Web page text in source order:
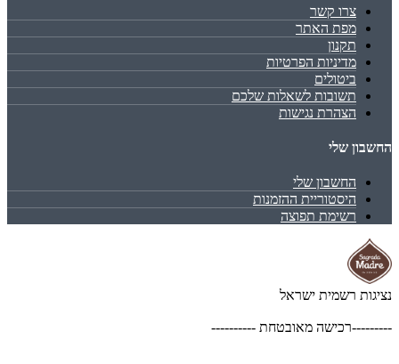
צרו קשר
מפת האתר
תקנון
מדיניות הפרטיות
ביטולים
תשובות לשאלות שלכם
הצהרת נגישות
החשבון שלי
החשבון שלי
היסטוריית ההזמנות
רשימת תפוצה
נציגות רשמית ישראל
---------רכישה מאובטחת ----------